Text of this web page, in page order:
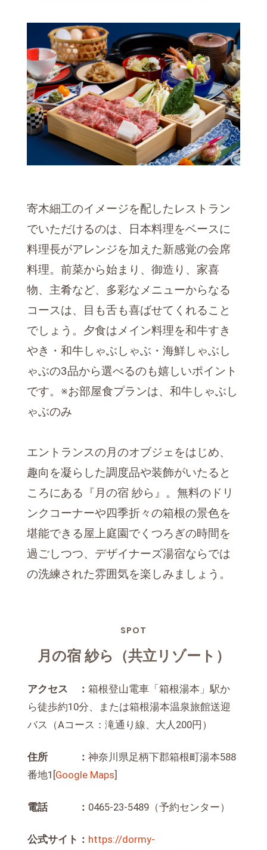
寄木細工のイメージを配したレストラン
でいただけるのは、日本料理をベースに
料理長がアレンジを加えた新感覚の会席
料理。前菜から始まり、御造り、家喜
物、主肴など、多彩なメニューからなる
コースは、目も舌も喜ばせてくれること
でしょう。夕食はメイン料理を和牛すき
やき・和牛しゃぶしゃぶ・海鮮しゃぶし
ゃぶの3品から選べるのも嬉しいポイント
です。※お部屋食プランは、和牛しゃぶし
ゃぶのみ
エントランスの月のオブジェをはじめ、
趣向を凝らした調度品や装飾がいたると
ころにある『月の宿 紗ら』。無料のドリ
ンクコーナーや四季折々の箱根の景色を
堪能できる屋上庭園でくつろぎの時間を
過ごしつつ、デザイナーズ湯宿ならでは
の洗練された雰囲気を楽しみましょう。
SPOT
月の宿 紗ら（共立リゾート）
アクセス ：箱根登山電車「箱根湯本」駅か
ら徒歩約10分、または箱根湯本温泉旅館送迎
バス（Aコース：滝通り線、大人200円）
住所 ：神奈川県足柄下郡箱根町湯本588
番地1[Google Maps]
電話 ： 0465-23-5489（予約センター）
公式サイト： https://dormy-